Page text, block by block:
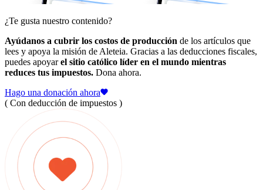
¿Te gusta nuestro contenido?
Ayúdanos a cubrir los costos de producción de los artículos que
lees y apoya la misión de Aleteia. Gracias a las deducciones fiscales,
puedes apoyarel sitio católico líder en el mundo mientras
reduces tus impuestos. Dona ahora.
Hago una donación ahora
( Con deducción de impuestos )